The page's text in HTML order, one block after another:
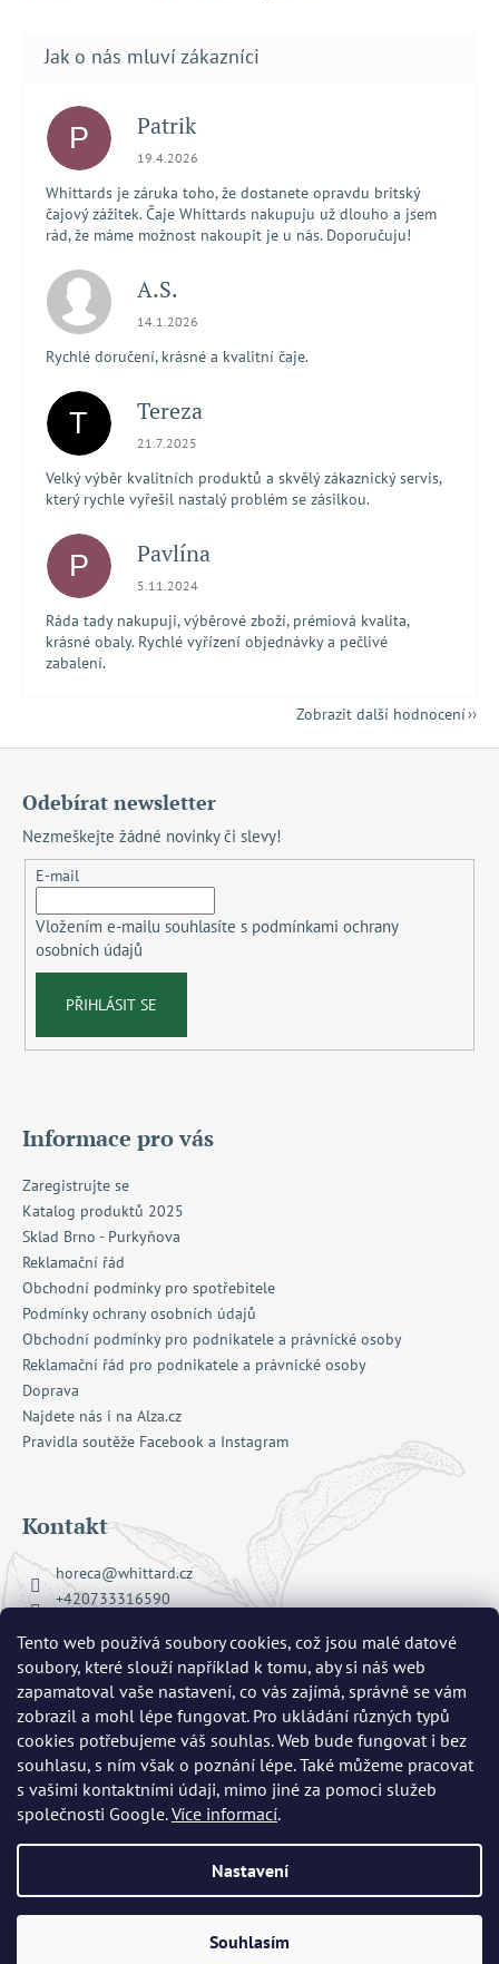
Tento web používá soubory cookies, což jsou malé datové
soubory, které slouží například k tomu, aby si náš web
zapamatoval vaše nastavení, co vás zajímá, správně se vám
zobrazil a mohl lépe fungovat. Pro ukládání různých typů
cookies potřebujeme váš souhlas. Web bude fungovat i bez
souhlasu, s ním však o poznání lépe. Také můžeme pracovat
s vašimi kontaktními údaji, mimo jiné za pomoci služeb
společnosti Google.Více informací.
Nastavení
Souhlasím
P Patrik
Hodnocení obchodu je 5 z 5 hvězdiček.
19.4.2026
Whittards je záruka toho, že dostanete opravdu britský
čajový zážitek. Čaje Whittards nakupuju už dlouho a jsem
rád, že máme možnost nakoupit je u nás. Doporučuju!
A.S.
Hodnocení obchodu je 5 z 5 hvězdiček.
14.1.2026
Rychlé doručení, krásné a kvalitní čaje.
T Tereza
Hodnocení obchodu je 5 z 5 hvězdiček.
21.7.2025
Velký výběr kvalitních produktů a skvělý zákaznický servis,
který rychle vyřešil nastalý problém se zásilkou.
P Pavlína
Hodnocení obchodu je 5 z 5 hvězdiček.
5.11.2024
Ráda tady nakupuji, výběrové zboží, prémiová kvalita,
krásné obaly. Rychlé vyřízení objednávky a pečlivé
zabalení.
Zobrazit další hodnocení
Odebírat newsletter
Nezmeškejte žádné novinky či slevy!
E-mail
Vložením e-mailu souhlasíte s podmínkami ochrany
osobních údajů
PŘIHLÁSIT SE
Informace pro vás
Zaregistrujte se
Katalog produktů 2025
Sklad Brno - Purkyňova
Reklamační řád
Obchodní podmínky pro spotřebitele
Podmínky ochrany osobních údajů
Obchodní podmínky pro podnikatele a právnické osoby
Reklamační řád pro podnikatele a právnické osoby
Doprava
Najdete nás i na Alza.cz
Pravidla soutěže Facebook a Instagram
Kontakt
horeca@whittard.cz
+420733316590
whittard_cz
Přijímáme online platby
Whittard of Chelsea. Všechna práva vyhrazena.
Upravit nastavení cookies